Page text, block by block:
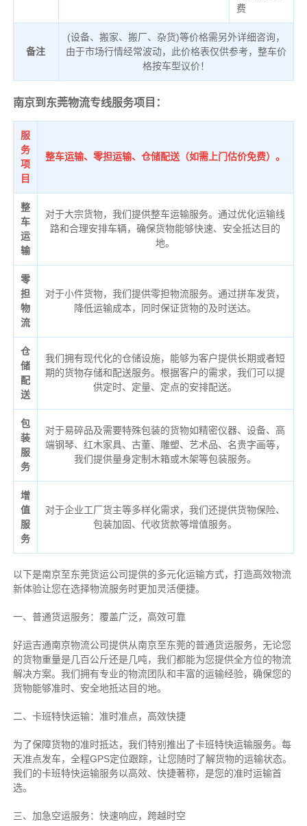
费
备注
(设备、搬家、搬厂、杂货)等价格需另外详细咨询，
由于市场行情经常波动，此价格表仅供参考，整车价
格按车型议价！
南京到东莞物流专线服务项目：
服
务
项
目
整车运输、零担运输、仓储配送（如需上门估价免费）。
整
车
运
输
对于大宗货物，我们提供整车运输服务。通过优化运输线
路和合理安排车辆，确保货物能够快速、安全抵达目的
地。
零
担
物
流
对于小件货物，我们提供零担物流服务。通过拼车发货，
降低运输成本，同时保证货物的及时送达。
仓
储
配
送
我们拥有现代化的仓储设施，能够为客户提供长期或者短
期的货物存储和配送服务。根据客户的需求，我们可以提
供定时、定量、定点的安排配送。
包
装
服
务
对于易碎品及需要特殊包装的货物如精密仪器、设备、高
端钢琴、红木家具、古董、雕塑、艺术品、名贵字画等，
我们提供量身定制木箱或木架等包装服务。
增
值
服
务
对于企业工厂货主等多样化需求，我们还提供货物保险、
包装加固、代收货款等增值服务。
以下是南京至东莞货运公司提供的多元化运输方式，打造高效物流
新体验让您在选择物流服务时更加灵活便捷。
一、普通货运服务：覆盖广泛，高效可靠
好运吉通南京物流公司提供从南京至东莞的普通货运服务，无论您
的货物重量是几百公斤还是几吨，我们都能为您提供全方位的物流
解决方案。我们拥有专业的物流团队和丰富的运输经验，确保您的
货物能够准时、安全地抵达目的地。
二、卡班特快运输：准时准点，高效快捷
为了保障货物的准时抵达，我们特别推出了卡班特快运输服务。每
天准点发车，全程GPS定位跟踪，让您随时了解货物的运输状态。
我们的卡班特快运输服务以高效、快捷著称，是您的准时运输首
选。
三、加急空运服务：快速响应，跨越时空